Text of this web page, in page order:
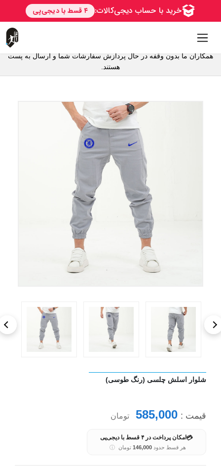
همکاران ما بدون وقفه در حال پردازش سفارشات شما و ارسال به پست
هستند.
شلوار اسلش چلسی (رنگ طوسی)
قیمت : 585,000 تومان
💳 امکان پرداخت در ۴ قسط با دیجی‌پی
هر قسط حدود146,000 تومان ⓘ